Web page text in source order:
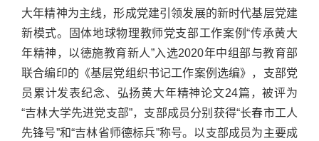
大年精神为主线，形成党建引领发展的新时代基层党建
新模式。固体地球物理教师党支部工作案例“传承黄大
年精神，以德施教育新人”入选2020年中组部与教育部
联合编印的《基层党组织书记工作案例选编》，支部党
员累计发表纪念、弘扬黄大年精神论文24篇，被评为
“吉林大学先进党支部”，支部成员分别获得“长春市工人
先锋号”和“吉林省师德标兵”称号。以支部成员为主要成